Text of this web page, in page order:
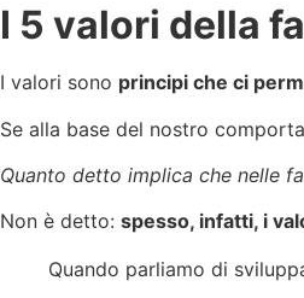
I 5 valori della
I valori sono principi che ci
Se alla base del nostro
Quanto detto implica che nelle
Non è detto: spesso, infatti, i
Quando parliamo di